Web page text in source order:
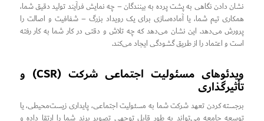
نشان دادن نگاهی به پشت پرده به بینندگان – چه نمایش فرآیند تولید دقیق شما،
همکاری تیم شما، یا آماده‌سازی برای یک رویداد بزرگ – شفافیت و اصالت را
پرورش می‌دهد. این نشان می‌دهد که چه تلاش و دقتی در کار شما به کار رفته
است و اعتماد را از طریق گشودگی ایجاد می‌کند.
ویدئوهای مسئولیت اجتماعی شرکت (CSR) و
تأثیرگذاری
برجسته کردن تعهد شرکت شما به مسئولیت اجتماعی، پایداری زیست‌محیطی، یا